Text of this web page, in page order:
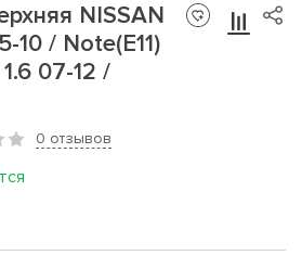
NISSAN
10 / Note(E11)
07-12 /
0 отзывов